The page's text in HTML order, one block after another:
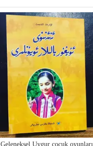
Geleneksel Uygur çocuk oyunları